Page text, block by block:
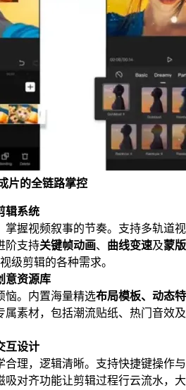
片的全链路掌控
辑系统
掌握视频叙事的节奏。支持多轨道
阶支持关键帧动画、 曲线变速及蒙版
级剪辑的各种需求。
意资源库
恼。内置海量精选布局模板、动态
属素材，包括潮流贴纸、热门音效
互设计
合理，逻辑清晰。支持快捷键操作
吸对齐功能让剪辑过程行云流水，